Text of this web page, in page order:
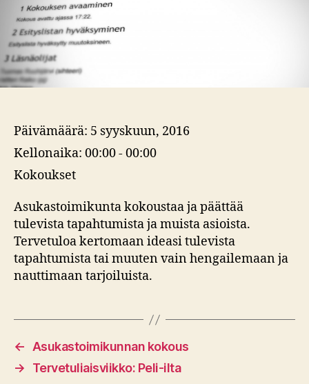
Päivämäärä: 5 syyskuun, 2016
Kellonaika: 00:00 - 00:00
Kokoukset
Asukastoimikunta kokoustaa ja päättää
tulevista tapahtumista ja muista asioista.
Tervetuloa kertomaan ideasi tulevista
tapahtumista tai muuten vain hengailemaan ja
nauttimaan tarjoiluista.
←
Asukastoimikunnan kokous
→
Tervetuliaisviikko: Peli-ilta